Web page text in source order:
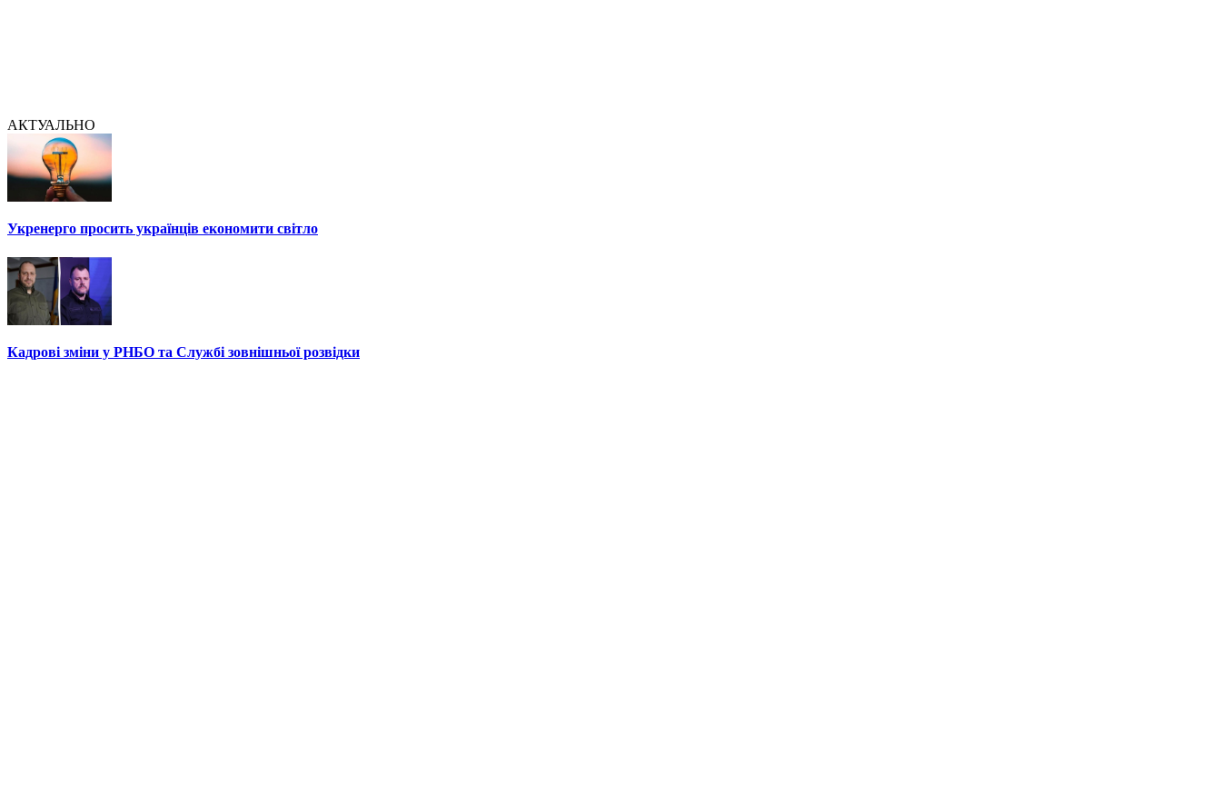
АКТУАЛЬНО
Укренерго просить українців економити світло
Кадрові зміни у РНБО та Службі зовнішньої розвідки